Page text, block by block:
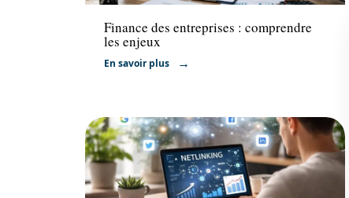
Finance des entreprises : comprendre
les enjeux
En savoir plus